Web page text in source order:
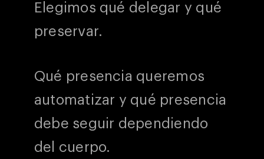
Elegimos qué delegar y qué
preservar.
Qué presencia queremos
automatizar y qué presencia
debe seguir dependiendo
del cuerpo.